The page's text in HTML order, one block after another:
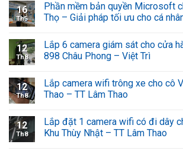
16
Th5
Phần mềm bản quyền Microsoft
Thọ – Giải pháp tối ưu cho cá
12
Th8
Lắp 6 camera giám sát cho cửa
898 Châu Phong – Việt Trì
12
Th8
Lắp camera wifi trông xe cho cô
Thao – TT Lâm Thao
12
Th8
Lắp đặt 1 camera wifi có đi dây
Khu Thùy Nhật – TT Lâm Thao